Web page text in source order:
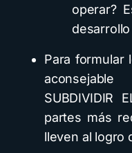
operar?
Para formular
aconsejable
SUBDIVIDIR
partes más
lleven al logro